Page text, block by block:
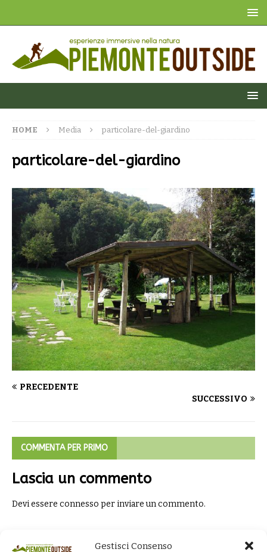
Gestisci Consenso
HOME Media particolare-del-giardino
particolare-del-giardino
PRECEDENTE
SUCCESSIVO
COMMENTA PER PRIMO
Lascia un commento
Devi essere connesso per inviare un commento.